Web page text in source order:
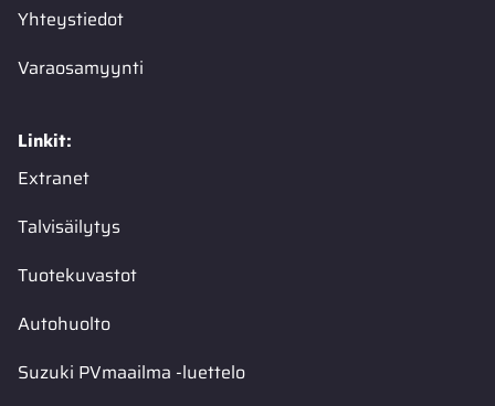
Yhteystiedot
Varaosamyynti
Linkit:
Extranet
Talvisäilytys
Tuotekuvastot
Autohuolto
Suzuki PVmaailma -luettelo